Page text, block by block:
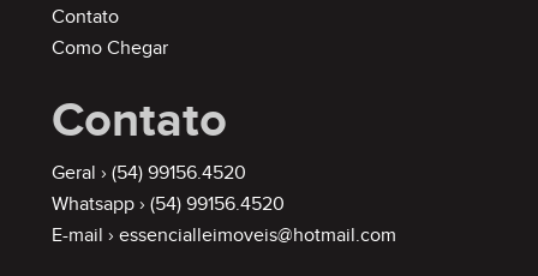
Contato
Como Chegar
Contato
Geral › (54) 99156.4520
Whatsapp › (54) 99156.4520
E-mail › essencialleimoveis@hotmail.com